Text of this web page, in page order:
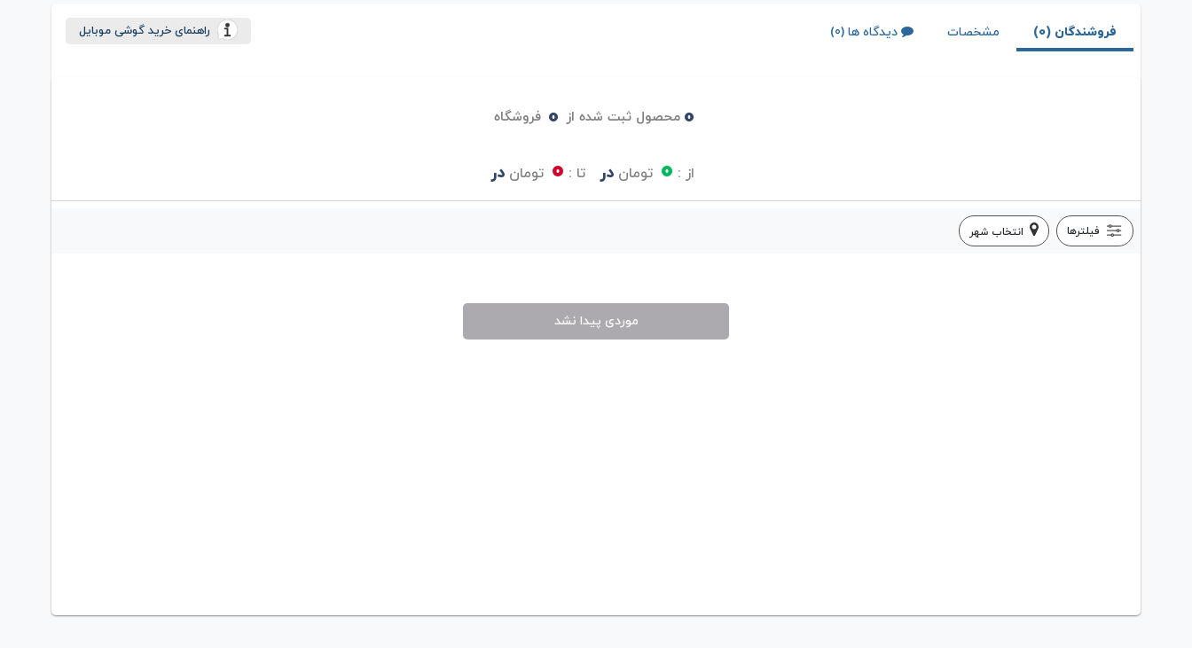
فروشندگان (0) مشخصات دیدگاه ها (0) راهنمای خرید گوشی موبایل
0 محصول ثبت شده از 0 فروشگاه
از : 0 تومان در تا : 0 تومان در
فیلترها انتخاب شهر
موردی پیدا نشد